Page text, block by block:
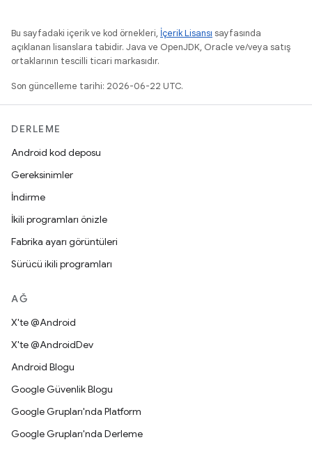
Bu sayfadaki içerik ve kod örnekleri, İçerik Lisansı sayfasında
açıklanan lisanslara tabidir. Java ve OpenJDK, Oracle ve/veya satış
ortaklarının tescilli ticari markasıdır.
Son güncelleme tarihi: 2026-06-22 UTC.
DERLEME
Android kod deposu
Gereksinimler
İndirme
İkili programları önizle
Fabrika ayarı görüntüleri
Sürücü ikili programları
AĞ
X'te @Android
X'te @AndroidDev
Android Blogu
Google Güvenlik Blogu
Google Grupları'nda Platform
Google Grupları'nda Derleme